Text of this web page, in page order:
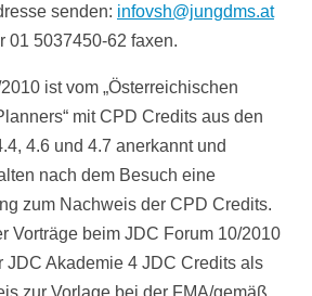
senden: infovsh@jungdms.at
01 5037450-62 faxen.
ist vom „Österreichischen
mit CPD Credits aus den
4.6 und 4.7 anerkannt und
nach dem Besuch eine
zum Nachweis der CPD Credits.
Vorträge beim JDC Forum 10/2010
JDC Akademie 4 JDC Credits als
zur Vorlage bei der FMA/gemäß